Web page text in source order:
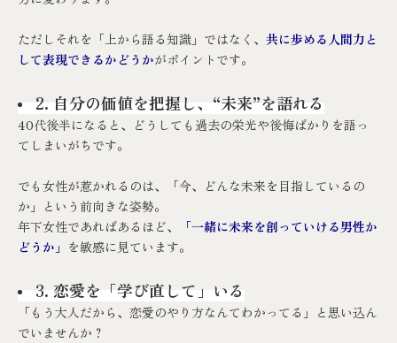
ただしそれを「上から語る知識」ではなく、 共に歩める人間力と
して表現できるかどうかがポイントです。
2. 自分の価値を把握し、“未来”を語れる
40代後半になると、どうしても過去の栄光や後悔ばかりを語っ
てしまいがちです。
でも女性が惹かれるのは、「今、どんな未来を目指しているの
か」という前向きな姿勢。
年下女性であればあるほど、
「一緒に未来を創っていける男性か
どうか」 を敏感に見ています。
3. 恋愛を「学び直して」いる
「もう大人だから、恋愛のやり方なんてわかってる」と思い込ん
でいませんか？